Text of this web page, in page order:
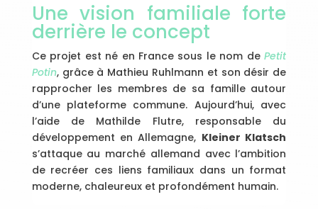
Une vision familiale forte
derrière le concept
Ce projet est né en France sous le nom dePetit
Potin, grâce à Mathieu Ruhlmann et son désir de
rapprocher les membres de sa famille autour
d’une plateforme commune. Aujourd’hui, avec
l’aide de Mathilde Flutre, responsable du
développement en Allemagne, Kleiner Klatsch
s’attaque au marché allemand avec l’ambition
de recréer ces liens familiaux dans un format
moderne, chaleureux et profondément humain.